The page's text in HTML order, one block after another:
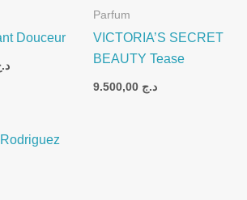
Douceur
Parfum
VICTORIA’S SECRET
BEAUTY Tease
د.ج